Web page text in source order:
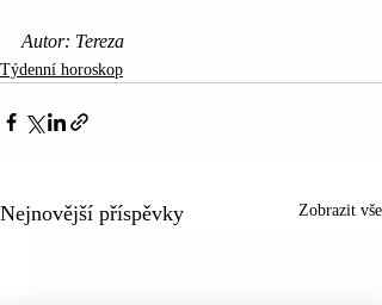
Autor: Tereza
Týdenní horoskop
Nejnovější příspěvky Zobrazit vše